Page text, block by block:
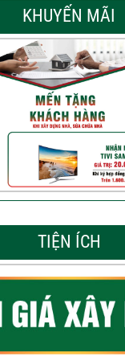
KHUYẾN MÃI
TIỆN ÍCH